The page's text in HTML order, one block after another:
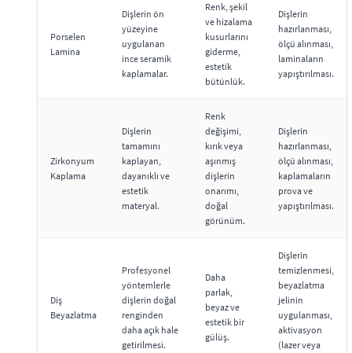
Porselen
Lamina
Dişlerin ön
yüzeyine
uygulanan
ince seramik
kaplamalar.
Renk, şekil
ve hizalama
kusurlarını
giderme,
estetik
bütünlük.
Dişlerin
hazırlanması,
ölçü alınması,
laminaların
yapıştırılması.
Zirkonyum
Kaplama
Dişlerin
tamamını
kaplayan,
dayanıklı ve
estetik
materyal.
Renk
değişimi,
kırık veya
aşınmış
dişlerin
onarımı,
doğal
görünüm.
Dişlerin
hazırlanması,
ölçü alınması,
kaplamaların
prova ve
yapıştırılması.
Diş
Beyazlatma
Profesyonel
yöntemlerle
dişlerin doğal
renginden
daha açık hale
getirilmesi.
Daha
parlak,
beyaz ve
estetik bir
gülüş.
Dişlerin
temizlenmesi,
beyazlatma
jelinin
uygulanması,
aktivasyon
(lazer veya